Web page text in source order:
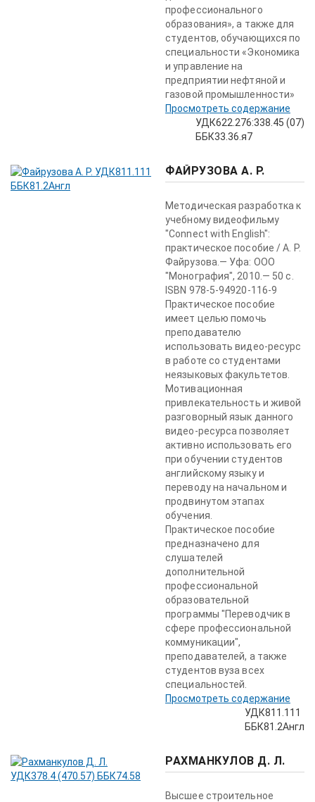
профессио­нального
образования», а также для
студентов, обучающихся по
специальности «Экономика
и управление на
предприятии нефтяной и
газовой промышленности»
Просмотреть содержание
УДК622.276:338.45 (07)
ББК33.36.я7
ФАЙРУЗОВА А. Р.
Методическая разработка к
учебному видеофильму
"Connect with English":
практическое пособие / А. Р.
Файрузова.— Уфа: ООО
"Моно­графия", 2010.— 50 с.
ISBN 978-5-94920-116-9
Практическое пособие
имеет целью помочь
преподавателю
использовать видео-ресурс
в работе со студентами
неязыковых факультетов.
Мотивационная
привлекательность и живой
разговорный язык данного
видео-ресурса позволяет
активно использовать его
при обучении студентов
английскому языку и
переводу на начальном и
продвинутом этапах
обучения.
Практическое пособие
предназначено для
слушателей
дополнительной
профессиональной
образовательной
программы "Переводчик в
сфере профессиональной
коммуникации",
преподавателей, а также
студентов вуза всех
специальностей.
Просмотреть содержание
УДК811.111
ББК81.2Англ
РАХМАНКУЛОВ Д. Л.
Высшее строительное